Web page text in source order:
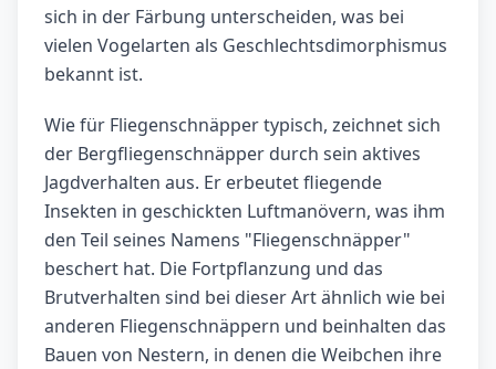
sich in der Färbung unterscheiden, was bei
vielen Vogelarten als Geschlechtsdimorphismus
bekannt ist.
Wie für Fliegenschnäpper typisch, zeichnet sich
der Bergfliegenschnäpper durch sein aktives
Jagdverhalten aus. Er erbeutet fliegende
Insekten in geschickten Luftmanövern, was ihm
den Teil seines Namens "Fliegenschnäpper"
beschert hat. Die Fortpflanzung und das
Brutverhalten sind bei dieser Art ähnlich wie bei
anderen Fliegenschnäppern und beinhalten das
Bauen von Nestern, in denen die Weibchen ihre